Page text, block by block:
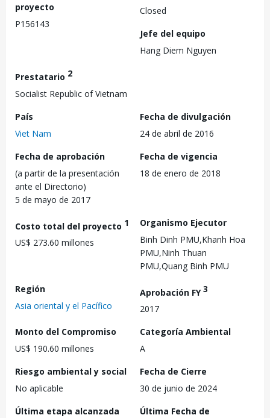
proyecto
P156143
Closed
Jefe del equipo
Hang Diem Nguyen
Prestatario 2
Socialist Republic of Vietnam
País
Viet Nam
Fecha de divulgación
24 de abril de 2016
Fecha de aprobación
(a partir de la presentación
ante el Directorio)
5 de mayo de 2017
Fecha de vigencia
18 de enero de 2018
Costo total del proyecto 1
US$ 273.60 millones
Organismo Ejecutor
Binh Dinh PMU,Khanh Hoa
PMU,Ninh Thuan
PMU,Quang Binh PMU
Región
Asia oriental y el Pacífico
Aprobación FY3
2017
Monto del Compromiso
US$ 190.60 millones
Categoría Ambiental
A
Riesgo ambiental y social
No aplicable
Fecha de Cierre
30 de junio de 2024
Última etapa alcanzada
Última Fecha de